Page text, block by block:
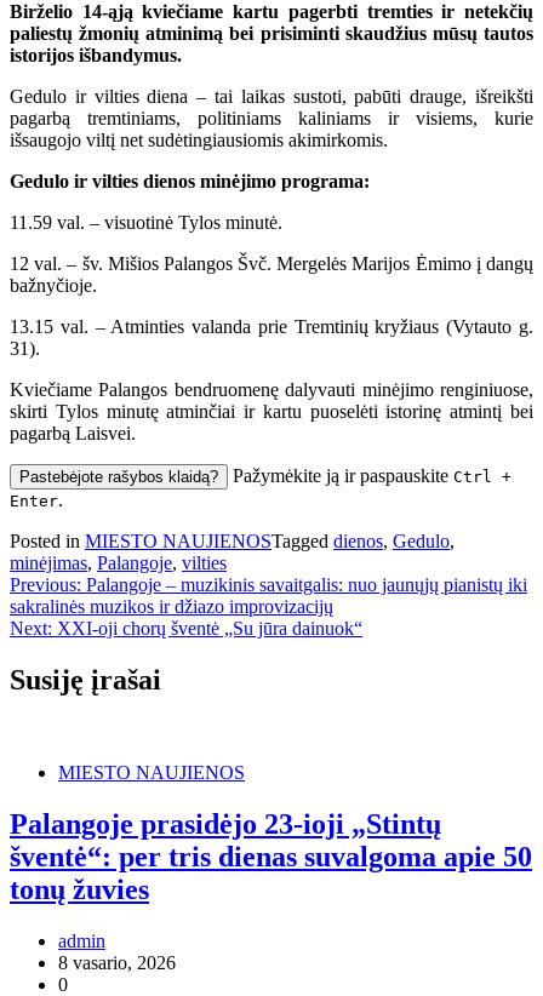
Birželio 14-ąją kviečiame kartu pagerbti tremties ir netekčių
paliestų žmonių atminimą bei prisiminti skaudžius mūsų tautos
istorijos išbandymus.
Gedulo ir vilties diena – tai laikas sustoti, pabūti drauge, išreikšti
pagarbą tremtiniams, politiniams kaliniams ir visiems, kurie
išsaugojo viltį net sudėtingiausiomis akimirkomis.
Gedulo ir vilties dienos minėjimo programa:
11.59 val. – visuotinė Tylos minutė.
12 val. – šv. Mišios Palangos Švč. Mergelės Marijos Ėmimo į dangų
bažnyčioje.
13.15 val. – Atminties valanda prie Tremtinių kryžiaus (Vytauto g.
31).
Kviečiame Palangos bendruomenę dalyvauti minėjimo renginiuose,
skirti Tylos minutę atminčiai ir kartu puoselėti istorinę atmintį bei
pagarbą Laisvei.
Pastebėjote rašybos klaidą? Pažymėkite ją ir paspauskite Ctrl +
Enter.
Posted in MIESTO NAUJIENOSTagged dienos, Gedulo,
minėjimas, Palangoje, vilties
Navigacija
tarp
Previous: Palangoje – muzikinis savaitgalis: nuo jaunųjų pianistų iki
sakralinės muzikos ir džiazo improvizacijų
Next: XXI-oji chorų šventė „Su jūra dainuok“
Susiję įrašai
MIESTO NAUJIENOS
Palangoje prasidėjo 23-ioji „Stintų
šventė“: per tris dienas suvalgoma apie 50
tonų žuvies
admin
8 vasario, 2026
0